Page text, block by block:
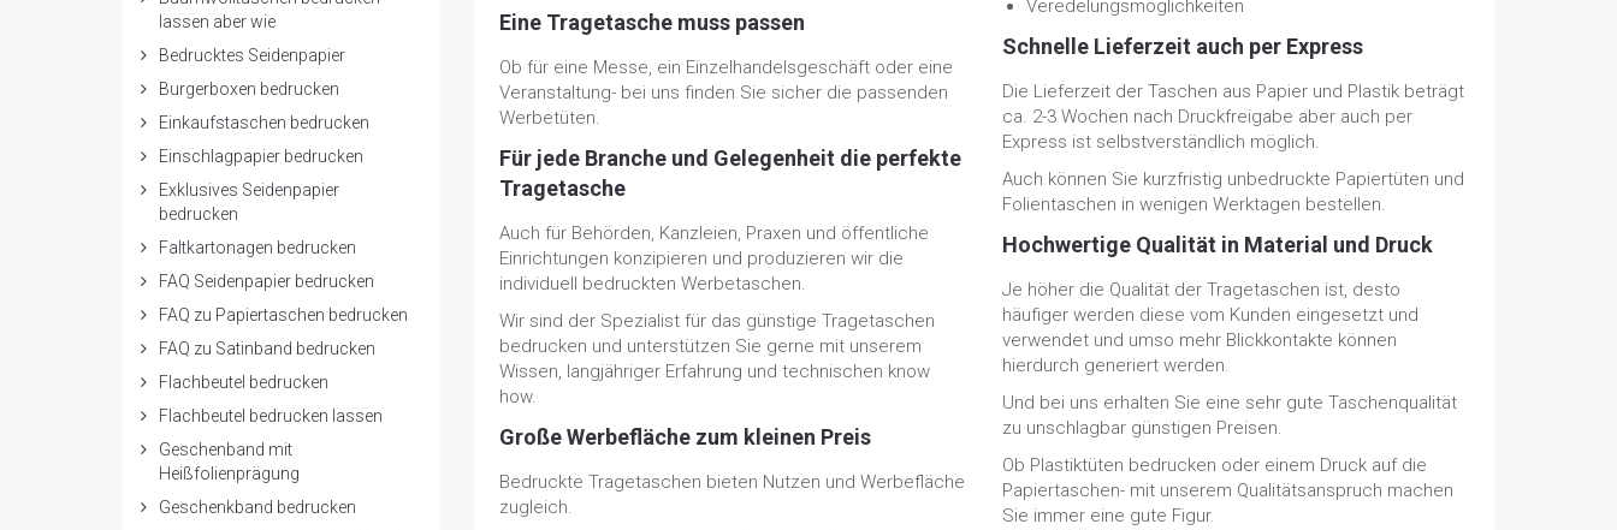
Eine Tragetasche muss passen
Ob für eine Messe, ein Einzelhandelsgeschäft oder eine
Veranstaltung- bei uns finden Sie sicher die passenden
Werbetüten.
Für jede Branche und Gelegenheit die perfekte
Tragetasche
Auch für Behörden, Kanzleien, Praxen und öffentliche
Einrichtungen konzipieren und produzieren wir die
individuell bedruckten Werbetaschen.
Wir sind der Spezialist für das günstige Tragetaschen
bedrucken und unterstützen Sie gerne mit unserem
Wissen, langjähriger Erfahrung und technischen know
how.
Große Werbefläche zum kleinen Preis
Bedruckte Tragetaschen bieten Nutzen und Werbefläche
zugleich.
Veredelungsmöglichkeiten
Schnelle Lieferzeit auch per Express
Die Lieferzeit der Taschen aus Papier und Plastik beträgt
ca. 2-3 Wochen nach Druckfreigabe aber auch per
Express ist selbstverständlich möglich.
Auch können Sie kurzfristig unbedruckte Papiertüten und
Folientaschen in wenigen Werktagen bestellen.
Hochwertige Qualität in Material und Druck
Je höher die Qualität der Tragetaschen ist, desto
häufiger werden diese vom Kunden eingesetzt und
verwendet und umso mehr Blickkontakte können
hierdurch generiert werden.
Und bei uns erhalten Sie eine sehr gute Taschenqualität
zu unschlagbar günstigen Preisen.
Ob Plastiktüten bedrucken oder einem Druck auf die
Papiertaschen- mit unserem Qualitätsanspruch machen
Sie immer eine gute Figur.
lassen aber wie
Bedrucktes Seidenpapier
Burgerboxen bedrucken
Einkaufstaschen bedrucken
Einschlagpapier bedrucken
Exklusives Seidenpapier
bedrucken
Faltkartonagen bedrucken
FAQ Seidenpapier bedrucken
FAQ zu Papiertaschen bedrucken
FAQ zu Satinband bedrucken
Flachbeutel bedrucken
Flachbeutel bedrucken lassen
Geschenband mit
Heißfolienprägung
Geschenkband bedrucken